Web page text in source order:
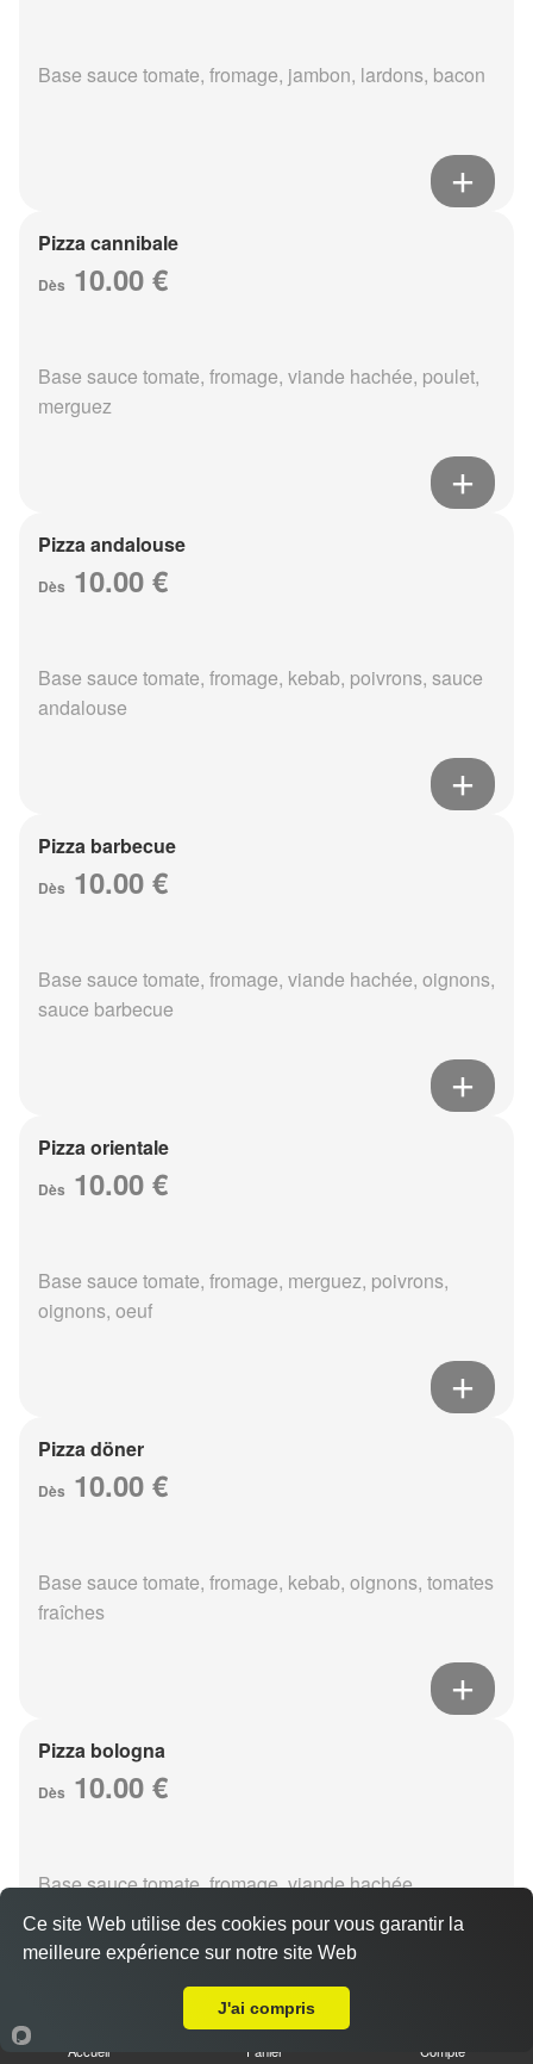
Base sauce tomate, fromage, jambon, lardons, bacon
Pizza cannibale
Dès 10.00 €
Base sauce tomate, fromage, viande hachée, poulet,
merguez
Pizza andalouse
Dès 10.00 €
Base sauce tomate, fromage, kebab, poivrons, sauce
andalouse
Pizza barbecue
Dès 10.00 €
Base sauce tomate, fromage, viande hachée, oignons,
sauce barbecue
Pizza orientale
Dès 10.00 €
Base sauce tomate, fromage, merguez, poivrons,
oignons, oeuf
Pizza döner
Dès 10.00 €
Base sauce tomate, fromage, kebab, oignons, tomates
fraîches
Pizza bologna
Dès 10.00 €
Base sauce tomate, fromage, viande hachée,
champignons, oeuf
Pizza fruits de mer
Accueil Panier Compte
Ce site Web utilise des cookies pour vous garantir la
meilleure expérience sur notre site Web
J'ai compris